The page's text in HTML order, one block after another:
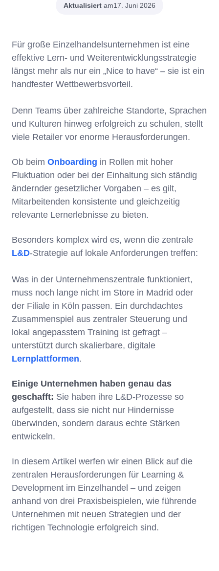
Aktualisiert am17. Juni 2026
Für große Einzelhandelsunternehmen ist eine
effektive Lern- und Weiterentwicklungsstrategie
längst mehr als nur ein „Nice to have“ – sie ist ein
handfester Wettbewerbsvorteil.
Denn Teams über zahlreiche Standorte, Sprachen
und Kulturen hinweg erfolgreich zu schulen, stellt
viele Retailer vor enorme Herausforderungen.
Ob beim Onboarding in Rollen mit hoher
Fluktuation oder bei der Einhaltung sich ständig
ändernder gesetzlicher Vorgaben – es gilt,
Mitarbeitenden konsistente und gleichzeitig
relevante Lernerlebnisse zu bieten.
Besonders komplex wird es, wenn die zentrale
L&D-Strategie auf lokale Anforderungen treffen:
Was in der Unternehmenszentrale funktioniert,
muss noch lange nicht im Store in Madrid oder
der Filiale in Köln passen. Ein durchdachtes
Zusammenspiel aus zentraler Steuerung und
lokal angepasstem Training ist gefragt –
unterstützt durch skalierbare, digitale
Lernplattformen.
Einige Unternehmen haben genau das
geschafft: Sie haben ihre L&D-Prozesse so
aufgestellt, dass sie nicht nur Hindernisse
überwinden, sondern daraus echte Stärken
entwickeln.
In diesem Artikel werfen wir einen Blick auf die
zentralen Herausforderungen für Learning &
Development im Einzelhandel – und zeigen
anhand von drei Praxisbeispielen, wie führende
Unternehmen mit neuen Strategien und der
richtigen Technologie erfolgreich sind.